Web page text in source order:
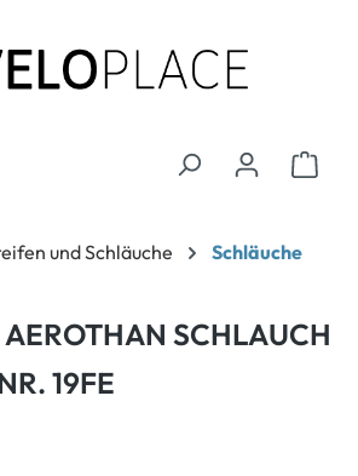
und Schläuche Schläuche
SCHLAUCH
19FE